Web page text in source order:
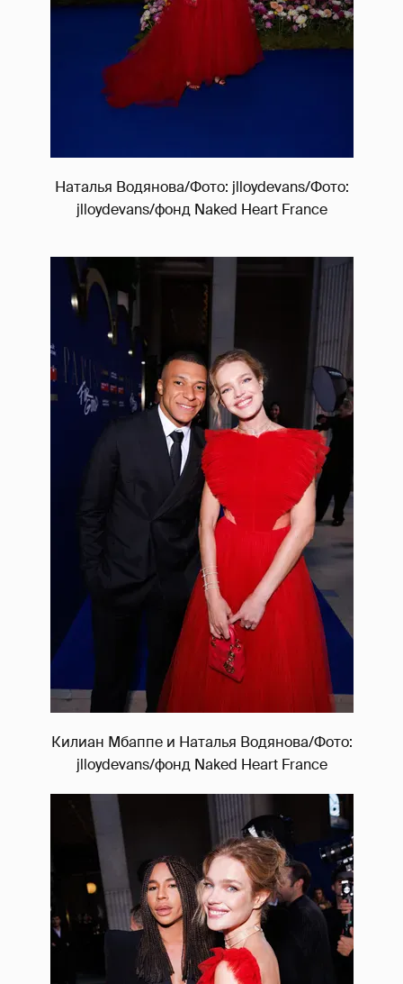
Наталья Водянова/Фото: jlloydevans/Фото:
jlloydevans/фонд Naked Heart France
Килиан Мбаппе и Наталья Водянова/Фото:
jlloydevans/фонд Naked Heart France